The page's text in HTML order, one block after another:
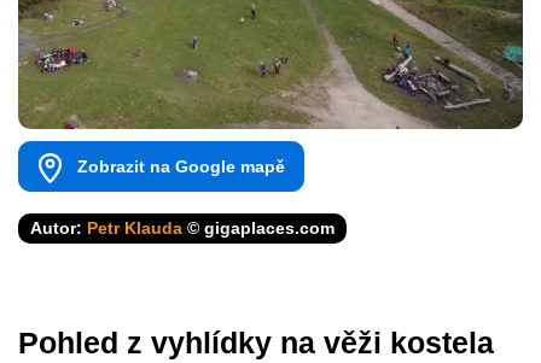
Zobrazit na Google mapě
Autor: Petr Klauda © gigaplaces.com
Pohled z vyhlídky na věži kostela